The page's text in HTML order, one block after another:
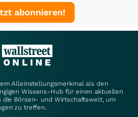
abonnieren!
Alleinstellungsmerkmal als den
Wissens-Hub für einen aktuellen
die Börsen- und Wirtschaftswelt, um
zu treffen.